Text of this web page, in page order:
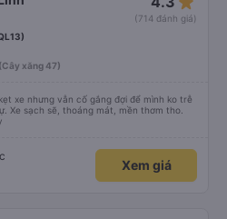
(714 đánh giá)
xăng 47)
xe nhưng vẫn cố gắng đợi để mình ko trễ
Xe sạch sẽ, thoáng mát, mền thơm tho.
Xem giá